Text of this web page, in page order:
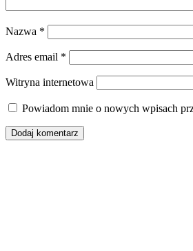
Nazwa *
Adres email *
Witryna internetowa
Powiadom mnie o nowych wpisach